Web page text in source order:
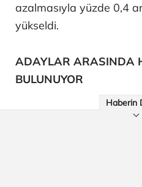
azalmasıyla yüzde 0,4
yükseldi.
ADAYLAR ARASINDA
BULUNUYOR
Haberin